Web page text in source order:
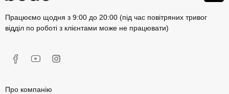
Працюємо щодня з 9:00 до 20:00 (під час повітряних тривог
відділ по роботі з клієнтами може не працювати)
Про компанію